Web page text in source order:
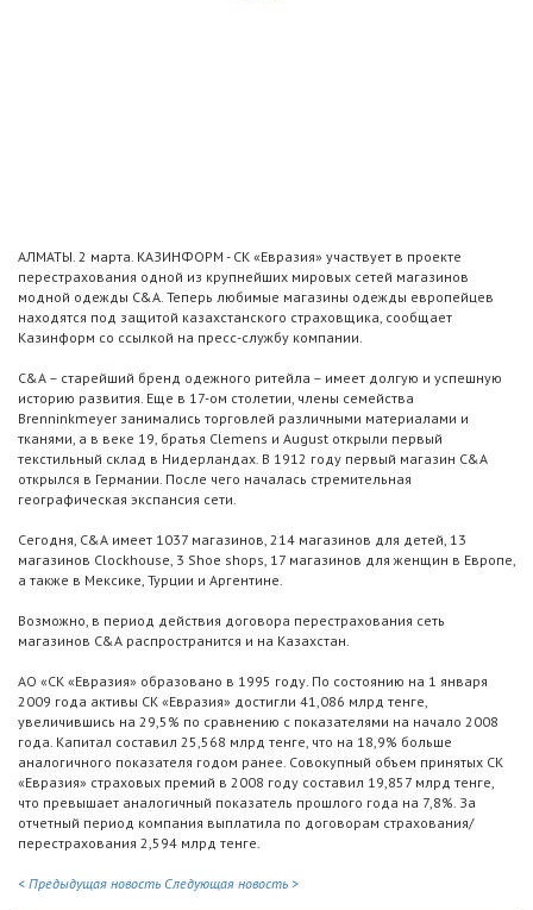
АЛМАТЫ. 2 марта. КАЗИНФОРМ - СК «Евразия» участвует в проекте
перестрахования одной из крупнейших мировых сетей магазинов
модной одежды C&A. Теперь любимые магазины одежды европейцев
находятся под защитой казахстанского страховщика, сообщает
Казинформ со ссылкой на пресс-службу компании.
C&A – старейший бренд одежного ритейла – имеет долгую и успешную
историю развития. Еще в 17-ом столетии, члены семейства
Brenninkmeyer занимались торговлей различными материалами и
тканями, а в веке 19, братья Clemens и August открыли первый
текстильный склад в Нидерландах. В 1912 году первый магазин C&A
открылся в Германии. После чего началась стремительная
географическая экспансия сети.
Сегодня, C&A имеет 1037 магазинов, 214 магазинов для детей, 13
магазинов Clockhouse, 3 Shoe shops, 17 магазинов для женщин в Европе,
а также в Мексике, Турции и Аргентине.
Возможно, в период действия договора перестрахования сеть
магазинов C&A распространится и на Казахстан.
АО «СК «Евразия» образовано в 1995 году. По состоянию на 1 января
2009 года активы СК «Евразия» достигли 41,086 млрд тенге,
увеличившись на 29,5% по сравнению с показателями на начало 2008
года. Капитал составил 25,568 млрд тенге, что на 18,9% больше
аналогичного показателя годом ранее. Совокупный объем принятых СК
«Евразия» страховых премий в 2008 году составил 19,857 млрд тенге,
что превышает аналогичный показатель прошлого года на 7,8%. За
отчетный период компания выплатила по договорам страхования/
перестрахования 2,594 млрд тенге.
< Предыдущая новость Следующая новость >